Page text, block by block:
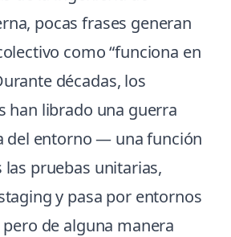
pocas frases generan
como “funciona en
décadas, los
han librado una guerra
del entorno — una función
las pruebas unitarias,
y pasa por entornos
de alguna manera